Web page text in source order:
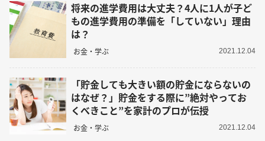
将来の進学費用は大丈夫？4人に1人が子ど
もの進学費用の準備を「していない」理由
は？
お金・学ぶ 2021.12.04
「貯金しても大きい額の貯金にならないの
はなぜ？」貯金をする際に”絶対やってお
くべきこと”を家計のプロが伝授
お金・学ぶ 2021.12.04